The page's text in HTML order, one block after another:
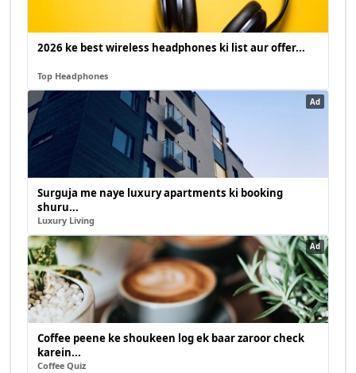
2026 ke best wireless headphones ki list aur offer...
Top Headphones
Ad
Surguja me naye luxury apartments ki booking
shuru...
Luxury Living
Ad
Coffee peene ke shoukeen log ek baar zaroor check
karein...
Coffee Quiz